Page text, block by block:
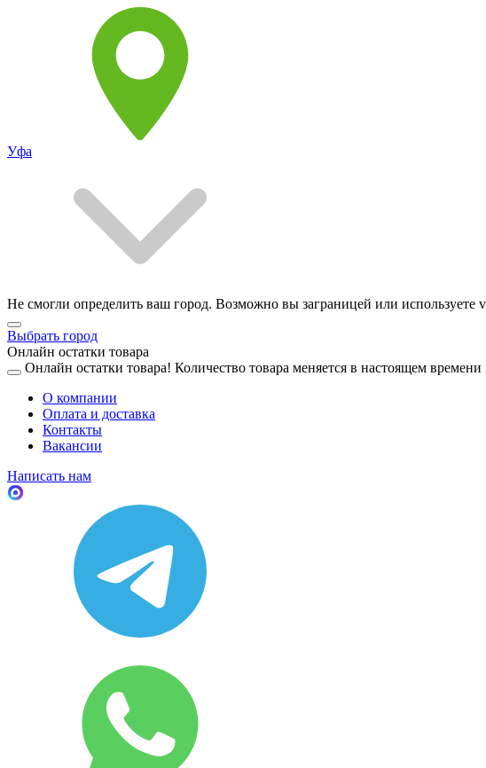
Уфа
Не смогли определить ваш город. Возможно вы заграницей или используете
Выбрать город
Онлайн остатки товара
Онлайн остатки товара! Количество товара меняется в настоящем времени
О компании
Оплата и доставка
Контакты
Вакансии
Написать нам